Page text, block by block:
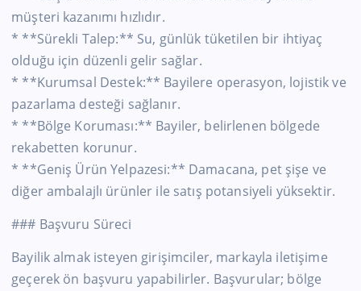
müşteri kazanımı hızlıdır.
* **Sürekli Talep:** Su, günlük tüketilen bir ihtiyaç
olduğu için düzenli gelir sağlar.
* **Kurumsal Destek:** Bayilere operasyon, lojistik ve
pazarlama desteği sağlanır.
* **Bölge Koruması:** Bayiler, belirlenen bölgede
rekabetten korunur.
* **Geniş Ürün Yelpazesi:** Damacana, pet şişe ve
diğer ambalajlı ürünler ile satış potansiyeli yüksektir.
### Başvuru Süreci
Bayilik almak isteyen girişimciler, markayla iletişime
geçerek ön başvuru yapabilirler. Başvurular; bölge